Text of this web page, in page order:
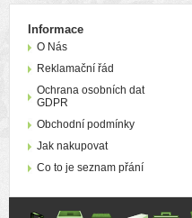
Informace
O Nás
Reklamační řád
Ochrana osobních dat
GDPR
Obchodní podmínky
Jak nakupovat
Co to je seznam přání